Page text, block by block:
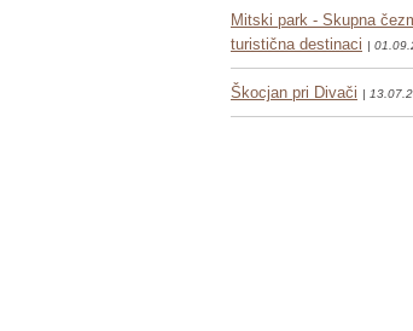
Mitski park - Skupna
turistična destinaci |
Škocjan pri Divači |